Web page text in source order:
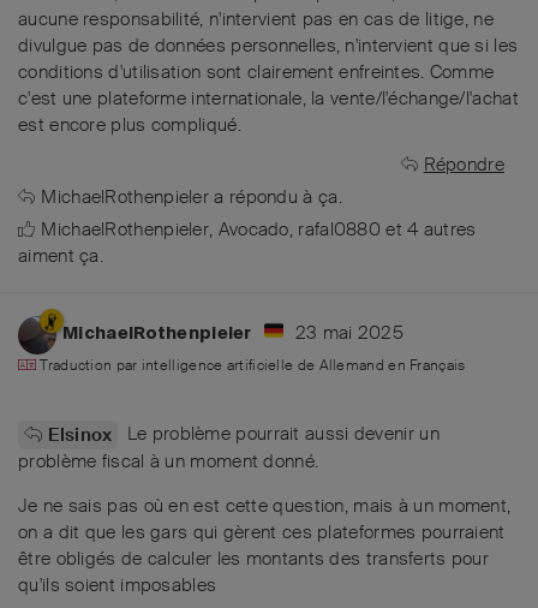
aucune responsabilité, n'intervient pas en cas de litige, ne
divulgue pas de données personnelles, n'intervient que si les
conditions d'utilisation sont clairement enfreintes. Comme
c'est une plateforme internationale, la vente/l'échange/l'achat
est encore plus compliqué.
Répondre
MichaelRothenpieler a répondu à ça.
MichaelRothenpieler, Avocado, rafal0880 et4 autres
aiment ça.
MichaelRothenpieler 23 mai 2025
Traduction par intelligence artificielle de Allemand en Français
Elsinox
Le problème pourrait aussi devenir un
problème fiscal à un moment donné.
Je ne sais pas où en est cette question, mais à un moment,
on a dit que les gars qui gèrent ces plateformes pourraient
être obligés de calculer les montants des transferts pour
qu'ils soient imposables